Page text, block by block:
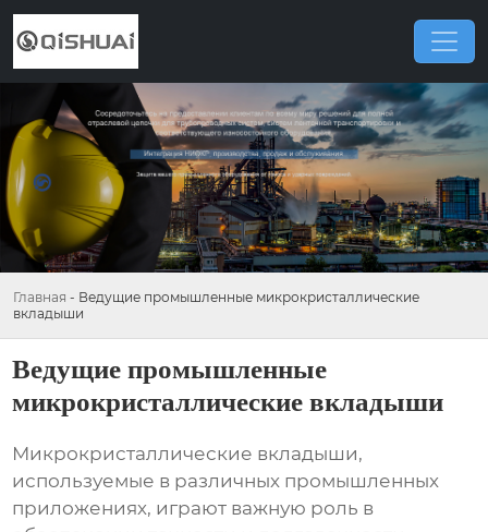
Главная - Ведущие промышленные микрокристаллические
вкладыши
Ведущие промышленные
микрокристаллические вкладыши
Микрокристаллические вкладыши,
используемые в различных промышленных
приложениях, играют важную роль в